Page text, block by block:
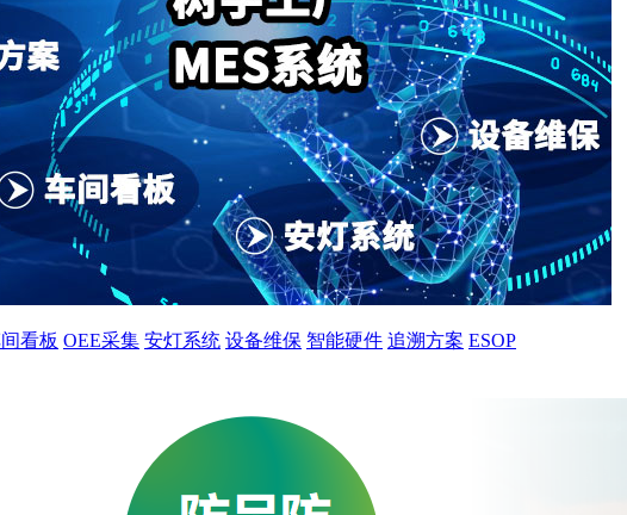
看板 OEE采集 安灯系统 设备维保 智能硬件 追溯方案 ESOP